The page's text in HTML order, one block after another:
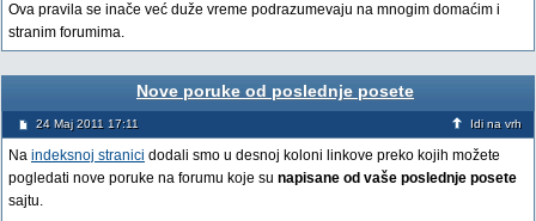
Ova pravila se inače već duže vreme podrazumevaju na mnogim domaćim i
stranim forumima.
Nove poruke od poslednje posete
24 Maj 2011 17:11 Idi na vrh
Na indeksnoj stranici dodali smo u desnoj koloni linkove preko kojih možete
pogledati nove poruke na forumu koje su napisane od vaše poslednje posete
sajtu.